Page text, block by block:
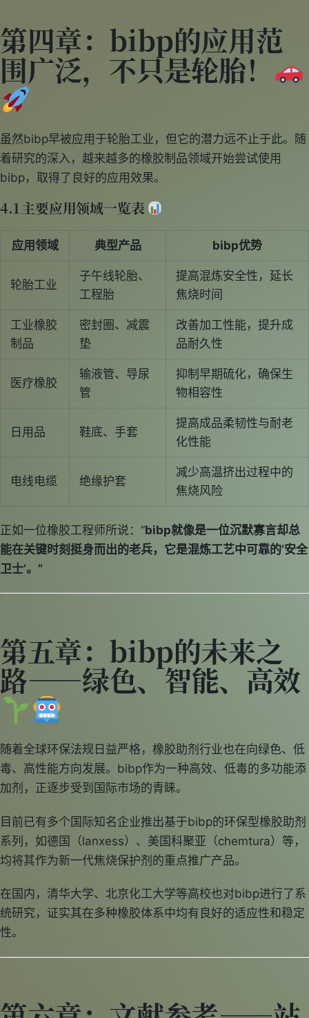
第四章：bibp的应用范
围广泛，不只是轮胎！
虽然bibp早被应用于轮胎工业，但它的潜力远不止于此。随
着研究的深入，越来越多的橡胶制品领域开始尝试使用
bibp，取得了良好的应用效果。
4.1 主要应用领域一览表
应用领域 典型产品 bibp优势
轮胎工业
子午线轮胎、
工程胎
提高混炼安全性，延长
焦烧时间
工业橡胶
制品
密封圈、减震
垫
改善加工性能，提升成
品耐久性
医疗橡胶
输液管、导尿
管
抑制早期硫化，确保生
物相容性
日用品 鞋底、手套
提高成品柔韧性与耐老
化性能
电线电缆 绝缘护套
减少高温挤出过程中的
焦烧风险
正如一位橡胶工程师所说：“bibp就像是一位沉默寡言却总
能在关键时刻挺身而出的老兵，它是混炼工艺中可靠的‘安全
卫士’。”
第五章：bibp的未来之
路——绿色、智能、高效
随着全球环保法规日益严格，橡胶助剂行业也在向绿色、低
毒、高性能方向发展。bibp作为一种高效、低毒的多功能添
加剂，正逐步受到国际市场的青睐。
目前已有多个国际知名企业推出基于bibp的环保型橡胶助剂
系列，如德国（lanxess）、美国科聚亚（chemtura）等，
均将其作为新一代焦烧保护剂的重点推广产品。
在国内，清华大学、北京化工大学等高校也对bibp进行了系
统研究，证实其在多种橡胶体系中均有良好的适应性和稳定
性。